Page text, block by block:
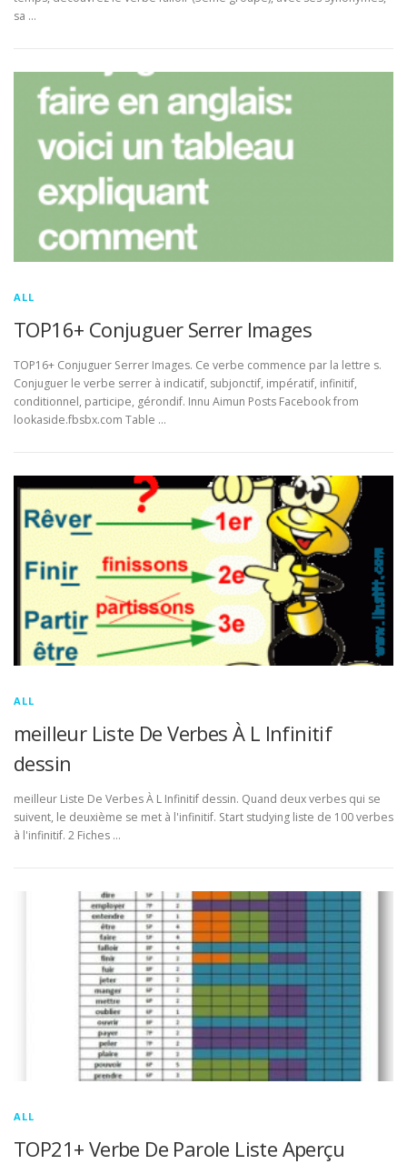
sa …
ALL
TOP16+ Conjuguer Serrer Images
TOP16+ Conjuguer Serrer Images. Ce verbe commence par la lettre s.
Conjuguer le verbe serrer à indicatif, subjonctif, impératif, infinitif,
conditionnel, participe, gérondif. Innu Aimun Posts Facebook from
lookaside.fbsbx.com Table …
ALL
meilleur Liste De Verbes À L Infinitif
dessin
meilleur Liste De Verbes À L Infinitif dessin. Quand deux verbes qui se
suivent, le deuxième se met à l'infinitif. Start studying liste de 100 verbes
à l'infinitif. 2 Fiches …
ALL
TOP21+ Verbe De Parole Liste Aperçu